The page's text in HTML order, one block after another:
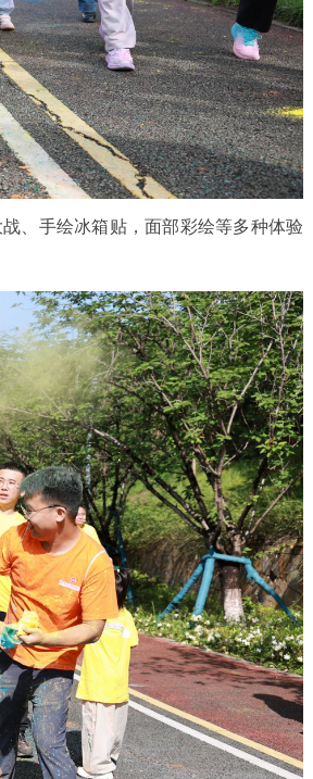
、手绘冰箱贴，面部彩绘等多种体验